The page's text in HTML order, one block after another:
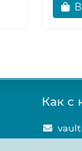
Как с